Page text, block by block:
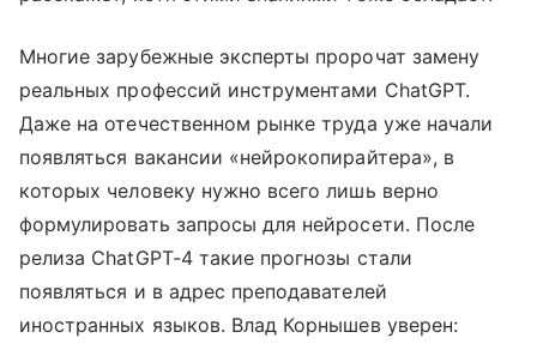
Многие зарубежные эксперты пророчат замену
реальных профессий инструментами ChatGPT.
Даже на отечественном рынке труда уже начали
появляться вакансии «нейрокопирайтера», в
которых человеку нужно всего лишь верно
формулировать запросы для нейросети. После
релиза ChatGPT-4 такие прогнозы стали
появляться и в адрес преподавателей
иностранных языков. Влад Корнышев уверен: